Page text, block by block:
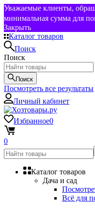
Уважаемые клиенты,
минимальная сумма для
Закрыть
Каталог товаров
Поиск
Поиск
Поиск
Посмотреть все результаты
Личный кабинет
Избранное0
0
Каталог товаров
Дача и сад
Всё для